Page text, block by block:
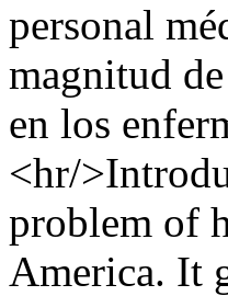
personal
magnitud
en los
<hr/
problem of
America. It